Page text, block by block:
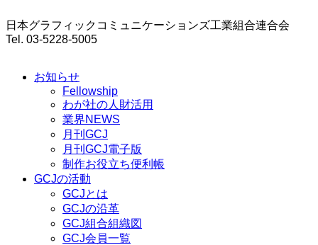
日本グラフィックコミュニケーションズ工業組合連合会
Tel. 03-5228-5005
お知らせ
Fellowship
わが社の人財活用
業界NEWS
月刊GCJ
月刊GCJ電子版
制作お役立ち便利帳
GCJの活動
GCJとは
GCJの沿革
GCJ組合組織図
GCJ会員一覧